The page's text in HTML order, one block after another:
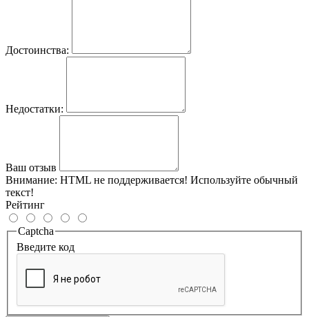
Достоинства:
Недостатки:
Ваш отзыв
Внимание: HTML не поддерживается! Используйте обычный
текст!
Рейтинг
Captcha
Введите код